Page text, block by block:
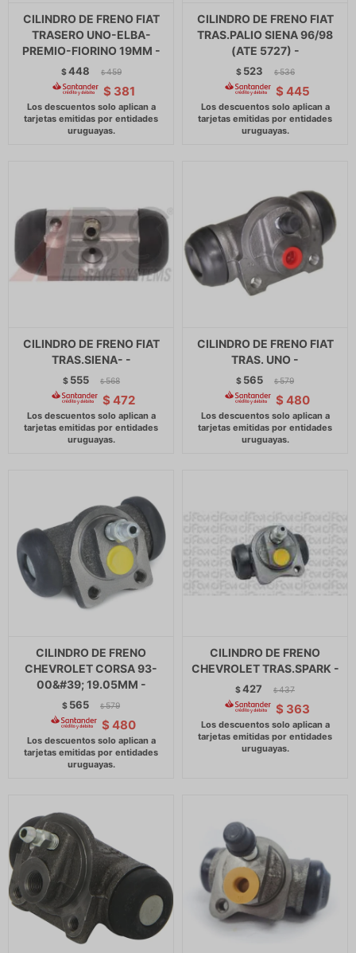
CILINDRO DE FRENO FIAT
TRASERO UNO-ELBA-
PREMIO-FIORINO 19MM -
$448 $ 459
$ 381
CILINDRO DE FRENO FIAT
TRAS.PALIO SIENA 96/98
(ATE 5727) -
$ 523 $ 536
$ 445
CILINDRO DE FRENO FIAT
TRAS.SIENA- -
$ 555 $ 568
$ 472
CILINDRO DE FRENO FIAT
TRAS. UNO -
$ 565 $ 579
$ 480
CILINDRO DE FRENO
CHEVROLET CORSA 93-
00&#39; 19.05MM -
$ 565 $ 579
$ 480
CILINDRO DE FRENO
CHEVROLET TRAS.SPARK -
$427 $ 437
$ 363